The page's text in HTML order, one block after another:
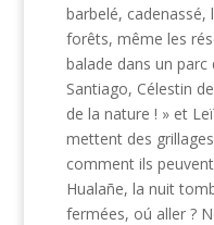
barbelé, cadenassé,
forêts, même les
balade dans un parc
Santiago, Célestin
de la nature ! » et
mettent des
comment ils
Hualañe, la nuit
fermées, oú aller ?